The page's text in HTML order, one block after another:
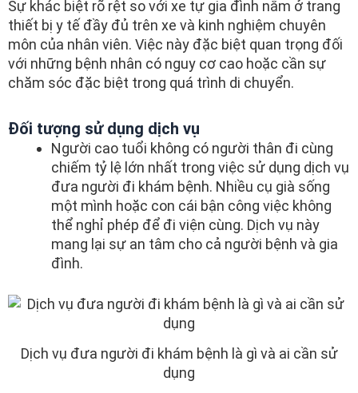
Sự khác biệt rõ rệt so với xe tự gia đình nằm ở trang
thiết bị y tế đầy đủ trên xe và kinh nghiệm chuyên
môn của nhân viên. Việc này đặc biệt quan trọng đối
với những bệnh nhân có nguy cơ cao hoặc cần sự
chăm sóc đặc biệt trong quá trình di chuyển.
Đối tượng sử dụng dịch vụ
Người cao tuổi không có người thân đi cùng
chiếm tỷ lệ lớn nhất trong việc sử dụng dịch vụ
đưa người đi khám bệnh. Nhiều cụ già sống
một mình hoặc con cái bận công việc không
thể nghỉ phép để đi viện cùng. Dịch vụ này
mang lại sự an tâm cho cả người bệnh và gia
đình.
Dịch vụ đưa người đi khám bệnh là gì và ai cần sử
dụng